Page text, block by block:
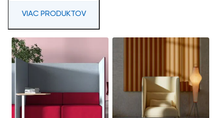
VIAC PRODUKTOV